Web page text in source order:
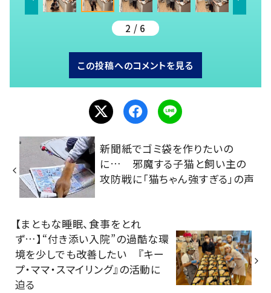
2 / 6
この投稿へのコメントを見る
新聞紙でゴミ袋を作りたいの
に… 邪魔する子猫と飼い主の
攻防戦に「猫ちゃん強すぎる」の声
【まともな睡眠、食事をとれ
ず…】“付き添い入院”の過酷な環
境を少しでも改善したい 『キー
プ・ママ・スマイリング』の活動に
迫る